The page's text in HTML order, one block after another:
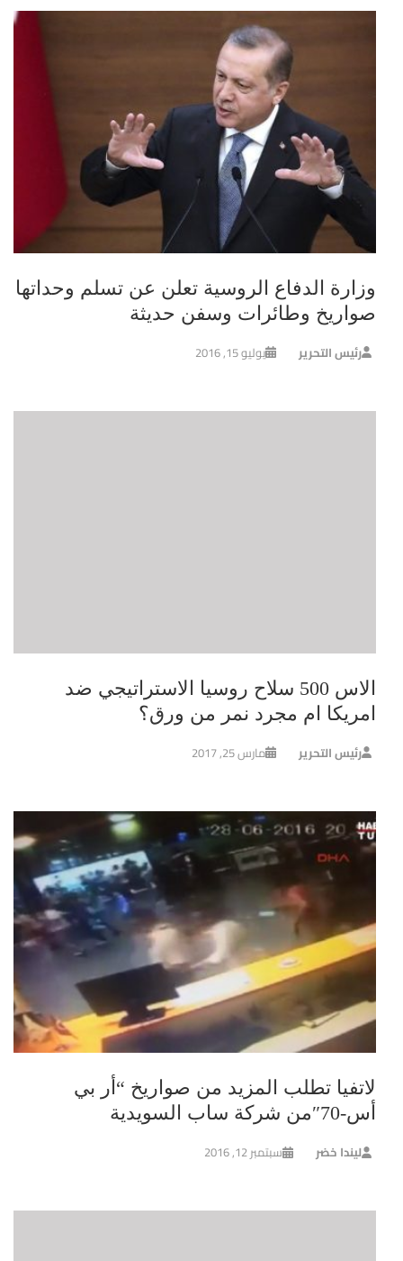
وزارة الدفاع الروسية تعلن عن تسلم وحداتها
صواريخ وطائرات وسفن حديثة
رئيس التحرير يوليو 15, 2016
الاس 500 سلاح روسيا الاستراتيجي ضد
امريكا ام مجرد نمر من ورق؟
رئيس التحرير مارس 25, 2017
لاتفيا تطلب المزيد من صواريخ “أر بي
أس-70″من شركة ساب السويدية
ليندا خضر سبتمبر 12, 2016